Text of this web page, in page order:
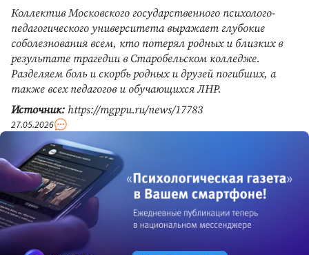
Коллектив Московского государственного психолого-
педагогического университета выражает глубокие
соболезнования всем, кто потерял родных и близких в
результате трагедии в Старобельском колледже.
Разделяем боль и скорбь родных и друзей погибших, а
также всех педагогов и обучающихся ЛНР.
Источник: https://mgppu.ru/news/17783
27.05.2026